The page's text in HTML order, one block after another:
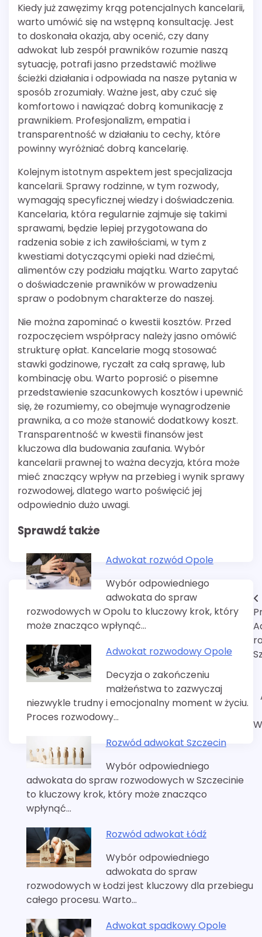
Kiedy już zawęzimy krąg potencjalnych kancelarii,
warto umówić się na wstępną konsultację. Jest
to doskonała okazja, aby ocenić, czy dany
adwokat lub zespół prawników rozumie naszą
sytuację, potrafi jasno przedstawić możliwe
ścieżki działania i odpowiada na nasze pytania w
sposób zrozumiały. Ważne jest, aby czuć się
komfortowo i nawiązać dobrą komunikację z
prawnikiem. Profesjonalizm, empatia i
transparentność w działaniu to cechy, które
powinny wyróżniać dobrą kancelarię.
Kolejnym istotnym aspektem jest specjalizacja
kancelarii. Sprawy rodzinne, w tym rozwody,
wymagają specyficznej wiedzy i doświadczenia.
Kancelaria, która regularnie zajmuje się takimi
sprawami, będzie lepiej przygotowana do
radzenia sobie z ich zawiłościami, w tym z
kwestiami dotyczącymi opieki nad dziećmi,
alimentów czy podziału majątku. Warto zapytać
o doświadczenie prawników w prowadzeniu
spraw o podobnym charakterze do naszej.
Nie można zapominać o kwestii kosztów. Przed
rozpoczęciem współpracy należy jasno omówić
strukturę opłat. Kancelarie mogą stosować
stawki godzinowe, ryczałt za całą sprawę, lub
kombinację obu. Warto poprosić o pisemne
przedstawienie szacunkowych kosztów i upewnić
się, że rozumiemy, co obejmuje wynagrodzenie
prawnika, a co może stanowić dodatkowy koszt.
Transparentność w kwestii finansów jest
kluczowa dla budowania zaufania. Wybór
kancelarii prawnej to ważna decyzja, która może
mieć znaczący wpływ na przebieg i wynik sprawy
rozwodowej, dlatego warto poświęcić jej
odpowiednio dużo uwagi.
Sprawdź także
Adwokat rozwód Opole
Wybór odpowiedniego
adwokata do spraw
rozwodowych w Opolu to kluczowy krok, który
może znacząco wpłynąć…
Adwokat rozwodowy Opole
Decyzja o zakończeniu
małżeństwa to zazwyczaj
niezwykle trudny i emocjonalny moment w życiu.
Proces rozwodowy…
Rozwód adwokat Szczecin
Wybór odpowiedniego
adwokata do spraw rozwodowych w Szczecinie
to kluczowy krok, który może znacząco
wpłynąć…
Rozwód adwokat Łódź
Wybór odpowiedniego
adwokata do spraw
rozwodowych w Łodzi jest kluczowy dla przebiegu
całego procesu. Warto…
Adwokat spadkowy Opole
wpisu